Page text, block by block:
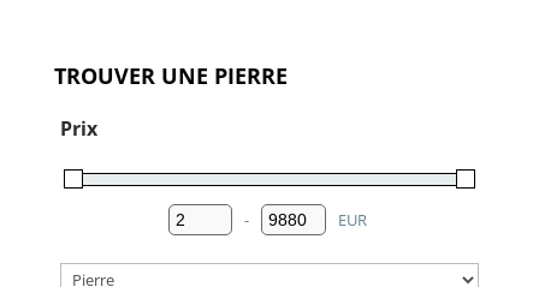
TROUVER UNE PIERRE
Prix
Minimum Price
-
Maximum Price
EUR